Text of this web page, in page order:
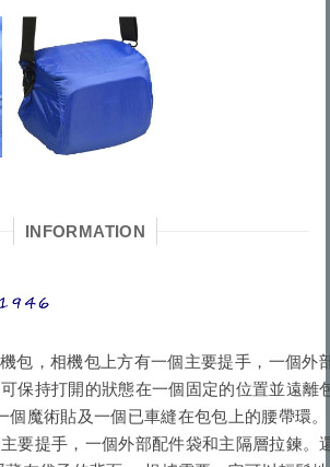
INFORMATION
包，
保持打開的狀態在一個固定的位置並遠
要提手，一個外部配件袋和主隔層拉鍊。